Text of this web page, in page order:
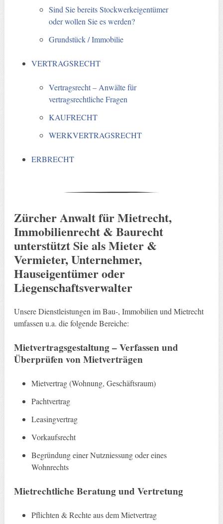
Sind Sie bereits Stockwerkeigentümer
oder wollen Sie es werden?
Grundstück / Immobilie
VERTRAGSRECHT
Vertragsrecht – Anwälte für
vertragsrechtliche Fragen
KAUFRECHT
WERKVERTRAGSRECHT
ERBRECHT
Zürcher Anwalt für Mietrecht,
Immobilienrecht & Baurecht
unterstützt Sie als Mieter &
Vermieter, Unternehmer,
Hauseigentümer oder
Liegenschaftsverwalter
Unsere Dienstleistungen im Bau-, Immobilien und Mietrecht
umfassen u.a. die folgende Bereiche:
Mietvertragsgestaltung – Verfassen und
Überprüfen von Mietverträgen
Mietvertrag (Wohnung, Geschäftsraum)
Pachtvertrag
Leasingvertrag
Vorkaufsrecht
Begründung einer Nutzniessung oder eines
Wohnrechts
Mietrechtliche Beratung und Vertretung
Pflichten & Rechte aus dem Mietvertrag